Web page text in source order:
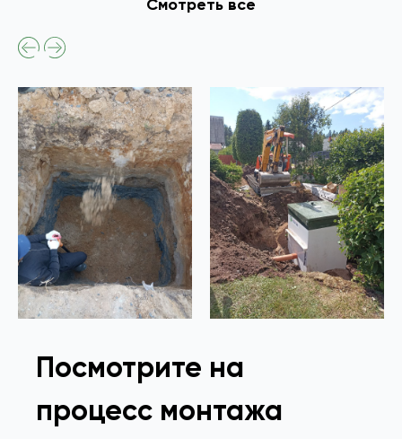
Смотреть все
Посмотрите на
процесс монтажа